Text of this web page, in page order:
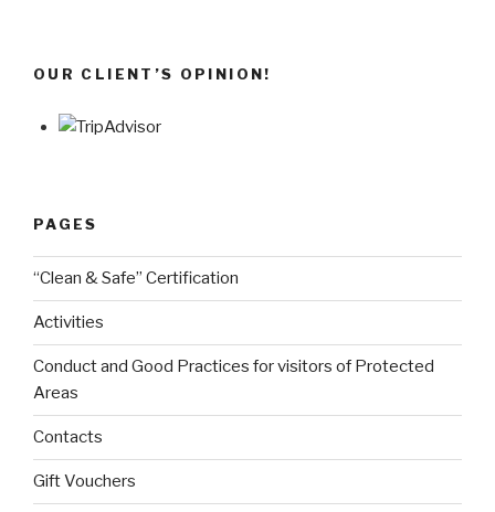
OUR CLIENT’S OPINION!
PAGES
“Clean & Safe” Certification
Activities
Conduct and Good Practices for visitors of Protected
Areas
Contacts
Gift Vouchers